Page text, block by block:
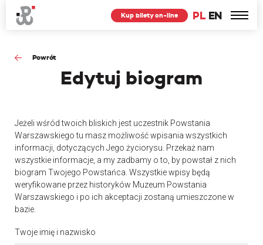
PL EN
Kup bilety on-line
Powrót
Edytuj biogram
Jeżeli wśród twoich bliskich jest uczestnik Powstania
Warszawskiego tu masz możliwość wpisania wszystkich
informacji, dotyczących Jego życiorysu. Przekaż nam
wszystkie informacje, a my zadbamy o to, by powstał z nich
biogram Twojego Powstańca. Wszystkie wpisy będą
weryfikowane przez historyków Muzeum Powstania
Warszawskiego i po ich akceptacji zostaną umieszczone w
bazie.
Twoje imię i nazwisko